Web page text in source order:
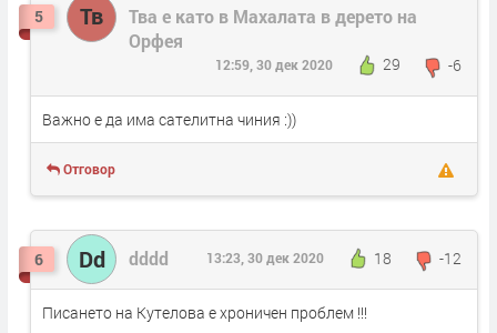
5 Тв
Тва е като в Махалата в дерето на
Орфея
29 -6
12:59, 30 дек 2020
Важно е да има сателитна чиния :))
Отговор
6 Dd dddd 18 -12
13:23, 30 дек 2020
Писането на Кутелова е хроничен проблем !!!